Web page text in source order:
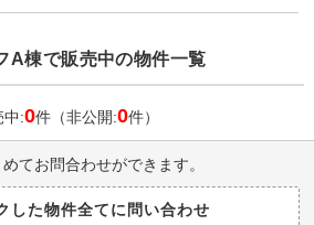
A棟で販売中の物件一覧
中:0件（非公開:0件）
てお問合わせができます。